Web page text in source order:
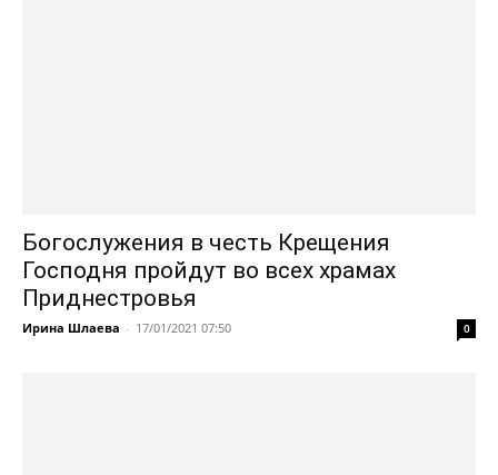
Богослужения в честь Крещения
Господня пройдут во всех храмах
Приднестровья
Ирина Шлаева - 17/01/2021 07:50 0